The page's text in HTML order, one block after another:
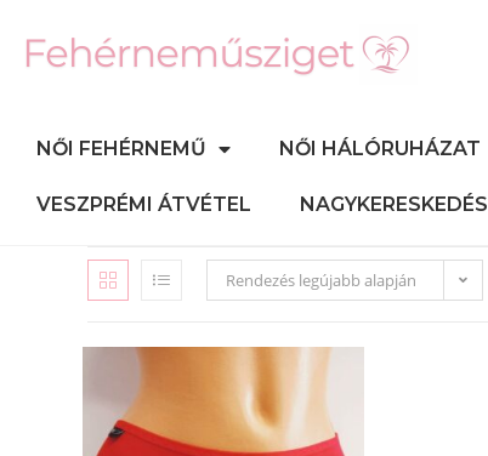
NŐI FEHÉRNEMŰ NŐI HÁLÓRUHÁZAT
VESZPRÉMI ÁTVÉTEL NAGYKERESKEDÉS
Rendezés legújabb alapján